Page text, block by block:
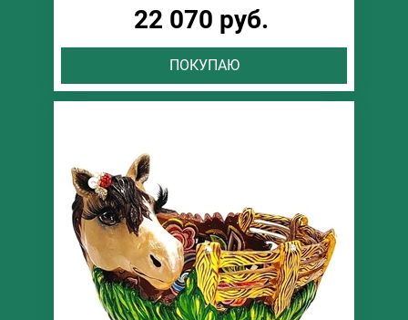
22 070 руб.
ПОКУПАЮ